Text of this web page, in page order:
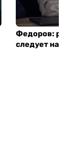
Федоров:
следует